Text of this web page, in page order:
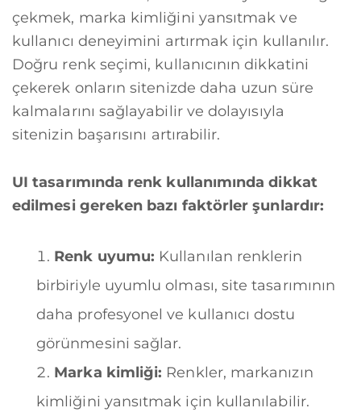
çekmek, marka kimliğini yansıtmak ve
kullanıcı deneyimini artırmak için kullanılır.
Doğru renk seçimi, kullanıcının dikkatini
çekerek onların sitenizde daha uzun süre
kalmalarını sağlayabilir ve dolayısıyla
sitenizin başarısını artırabilir.
UI tasarımında renk kullanımında dikkat
edilmesi gereken bazı faktörler şunlardır:
Renk uyumu: Kullanılan renklerin
birbiriyle uyumlu olması, site tasarımının
daha profesyonel ve kullanıcı dostu
görünmesini sağlar.
Marka kimliği: Renkler, markanızın
kimliğini yansıtmak için kullanılabilir.